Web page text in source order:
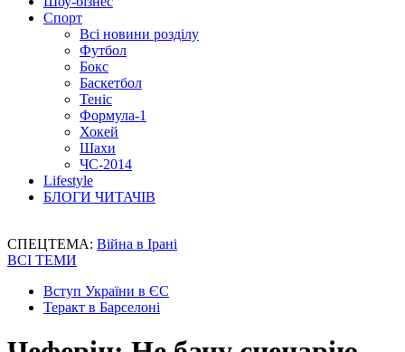
Спорт
Всі новини розділу
Футбол
Бокс
Баскетбол
Теніс
Формула-1
Хокей
Шахи
ЧС-2014
Lifestyle
БЛОГИ ЧИТАЧІВ
СПЕЦТЕМА: Війна в Ірані
ВСІ ТЕМИ
Вступ України в ЄС
Теракт в Барселоні